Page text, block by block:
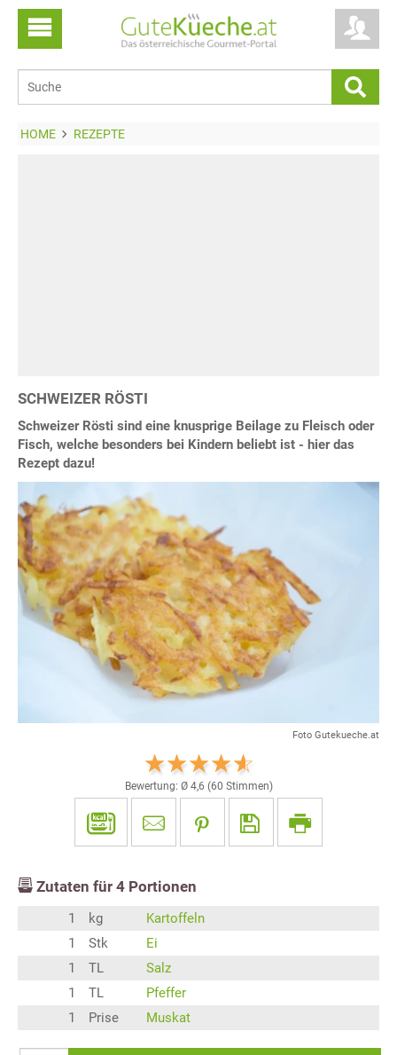
HOME REZEPTE
SCHWEIZER RÖSTI
Schweizer Rösti sind eine knusprige Beilage zu Fleisch oder
Fisch, welche besonders bei Kindern beliebt ist - hier das
Rezept dazu!
Foto Gutekueche.at
Bewertung: Ø 4,6 (60 Stimmen)
Zutaten für 4 Portionen
1 kg
Kartoffeln
1
Stk
Ei
1
TL
Salz
1
TL
Pfeffer
1
Prise Muskat